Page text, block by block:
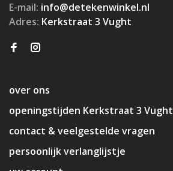
E-mail: info@detekenwinkel.nl
Adres: Kerkstraat 3 Vught
over ons
openingstijden Kerkstraat 3 Vught
contact & veelgestelde vragen
persoonlijk verlanglijstje